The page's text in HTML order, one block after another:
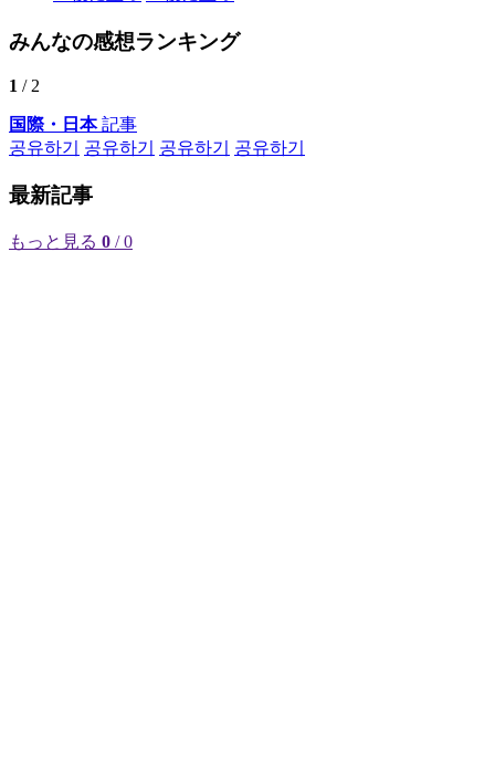
みんなの感想ランキング
1 / 2
国際・日本記事
공유하기
공유하기 공유하기 공유하기
最新記事
もっと見る 0 / 0